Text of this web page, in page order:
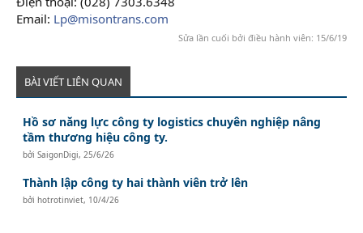
Email: Lp@misontrans.com
Sửa lần cuối bởi điều hành viên: 15/6/19
BÀI VIẾT LIÊN QUAN
Hồ sơ năng lực công ty logistics chuyên nghiệp nâng
tầm thương hiệu công ty.
bởiSaigonDigi,25/6/26
Thành lập công ty hai thành viên trở lên
bởihotrotinviet, 10/4/26